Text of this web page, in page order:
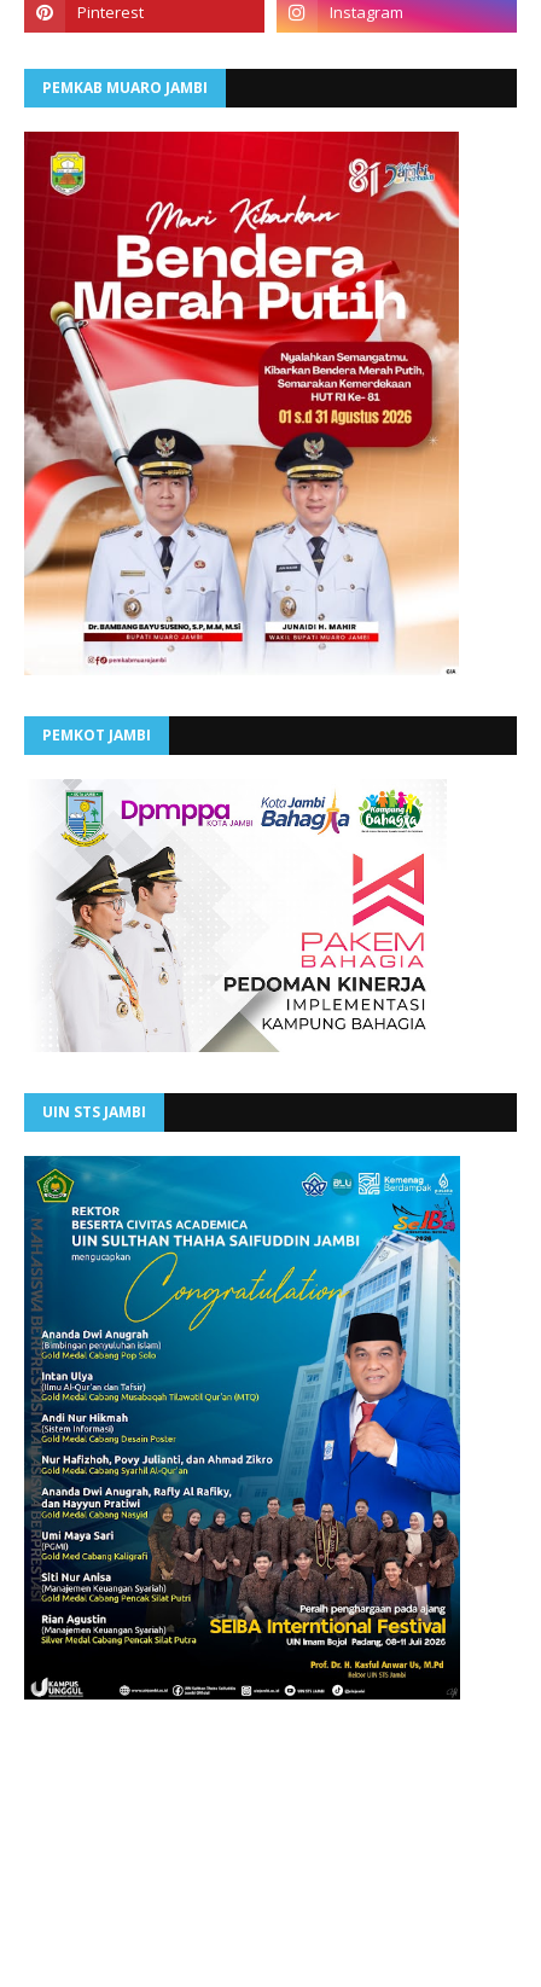
PEMKAB MUARO JAMBI
PEMKOT JAMBI
UIN STS JAMBI